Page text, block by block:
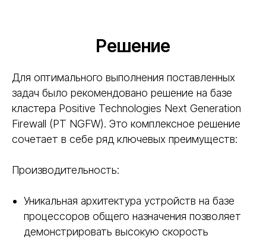
Решение
Для оптимального выполнения поставленных
задач было рекомендовано решение на базе
кластера Positive Technologies Next Generation
Firewall (PT NGFW). Это комплексное решение
сочетает в себе ряд ключевых преимуществ:
Производительность:
Уникальная архитектура устройств на базе
процессоров общего назначения позволяет
демонстрировать высокую скорость